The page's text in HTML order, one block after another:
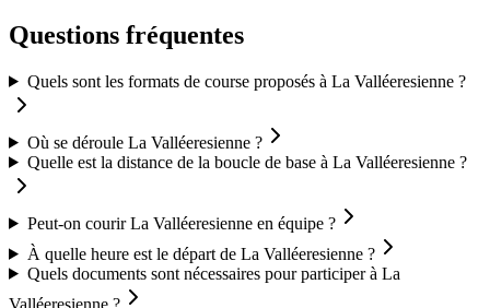
Questions fréquentes
Quels sont les formats de course proposés à La Valléeresienne ?
Où se déroule La Valléeresienne ?
Quelle est la distance de la boucle de base à La Valléeresienne ?
Peut-on courir La Valléeresienne en équipe ?
À quelle heure est le départ de La Valléeresienne ?
Quels documents sont nécessaires pour participer à La
Valléeresienne ?